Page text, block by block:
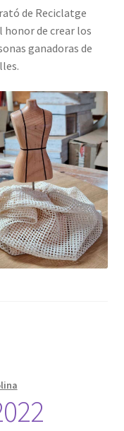
de Reciclatge
honor de crear los
ganadoras de